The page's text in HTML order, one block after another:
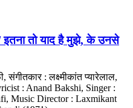
तो याद है मुझे, के उनसे
संगीतकार : लक्ष्मीकांत प्यारेलाल,
: Anand Bakshi, Singer :
Music Director : Laxmikant